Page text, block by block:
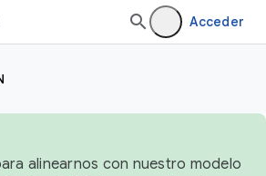
Acceder
alinearnos con nuestro modelo